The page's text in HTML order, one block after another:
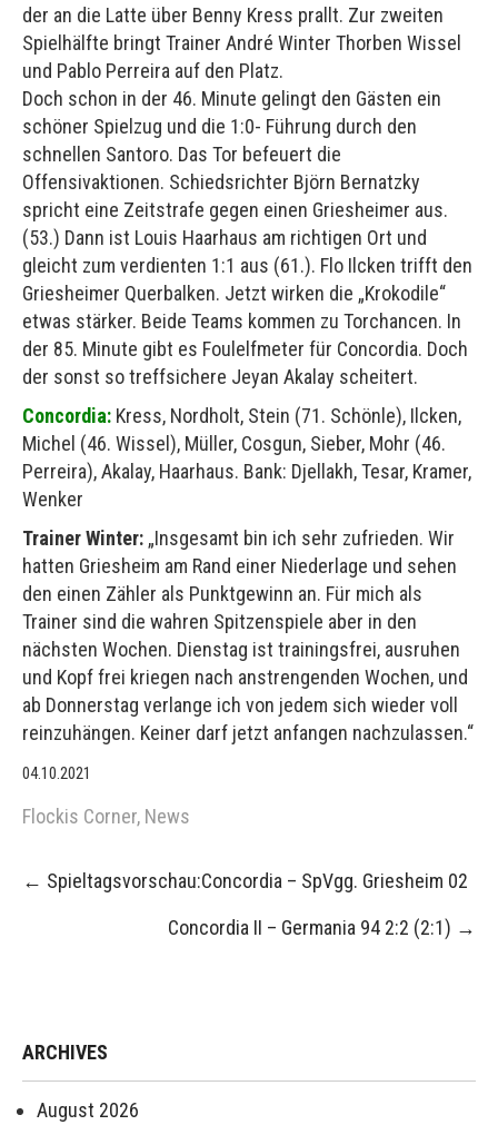
der an die Latte über Benny Kress prallt. Zur zweiten
Spielhälfte bringt Trainer André Winter Thorben Wissel
und Pablo Perreira auf den Platz.
Doch schon in der 46. Minute gelingt den Gästen ein
schöner Spielzug und die 1:0- Führung durch den
schnellen Santoro. Das Tor befeuert die
Offensivaktionen. Schiedsrichter Björn Bernatzky
spricht eine Zeitstrafe gegen einen Griesheimer aus.
(53.) Dann ist Louis Haarhaus am richtigen Ort und
gleicht zum verdienten 1:1 aus (61.). Flo Ilcken trifft den
Griesheimer Querbalken. Jetzt wirken die „Krokodile“
etwas stärker. Beide Teams kommen zu Torchancen. In
der 85. Minute gibt es Foulelfmeter für Concordia. Doch
der sonst so treffsichere Jeyan Akalay scheitert.
Concordia: Kress, Nordholt, Stein (71. Schönle), Ilcken,
Michel (46. Wissel), Müller, Cosgun, Sieber, Mohr (46.
Perreira), Akalay, Haarhaus. Bank: Djellakh, Tesar, Kramer,
Wenker
Trainer Winter: „Insgesamt bin ich sehr zufrieden. Wir
hatten Griesheim am Rand einer Niederlage und sehen
den einen Zähler als Punktgewinn an. Für mich als
Trainer sind die wahren Spitzenspiele aber in den
nächsten Wochen. Dienstag ist trainingsfrei, ausruhen
und Kopf frei kriegen nach anstrengenden Wochen, und
ab Donnerstag verlange ich von jedem sich wieder voll
reinzuhängen. Keiner darf jetzt anfangen nachzulassen.“
04.10.2021
Flockis Corner, News
Post
← Spieltagsvorschau:Concordia – SpVgg. Griesheim 02
Concordia II – Germania 94 2:2 (2:1) →
ARCHIVES
August 2026